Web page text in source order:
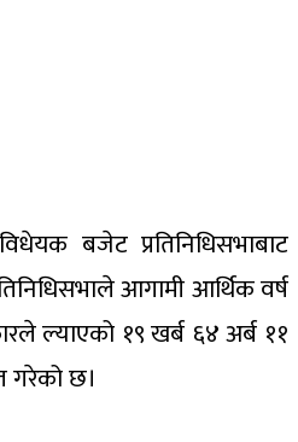
बजेट प्रतिनिधिसभाबाट
आगामी आर्थिक वर्ष
ल्याएको १९ खर्ब ६४ अर्ब ११
गरेको छ।